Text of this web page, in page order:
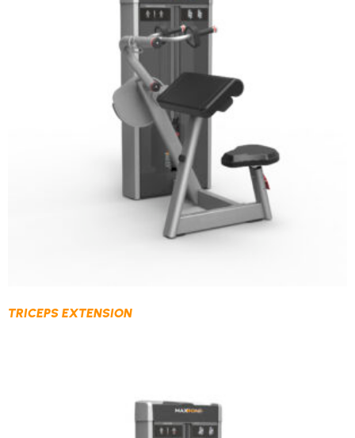
TRICEPS EXTENSION